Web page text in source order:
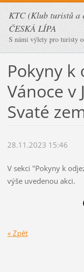
KTC (Klub turistů a
ČESKÁ LÍPA
S námi výlety pro turisty
Pokyny k
Vánoce v
Svaté
28.11.2023 15:46
V sekci "Pokyny k
výše uvedenou akci.
« Zpět